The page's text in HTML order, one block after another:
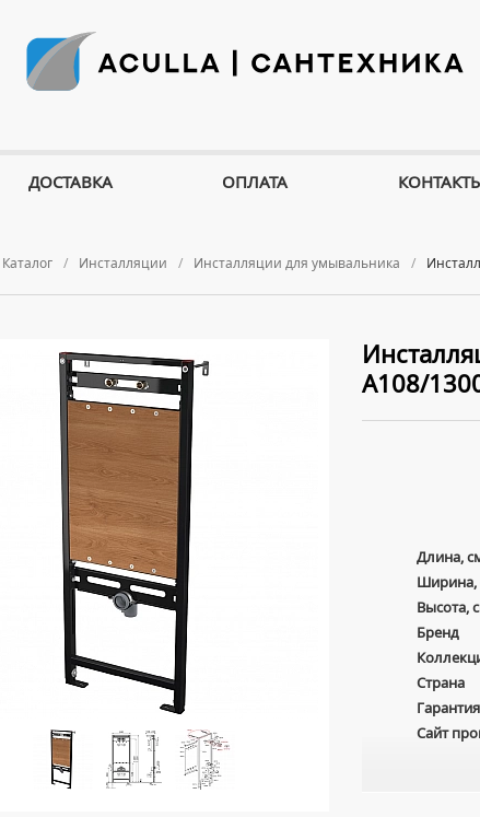
Каталог Инсталляции Инсталляции для умывальника
A108/
Длина,
Ширина,
Высота,
Бренд
Страна
Гарантия
Сайт
ДОСТАВКА ОПЛАТА